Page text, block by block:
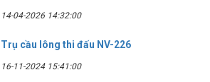
14-04-2026 14:32:00
Trụ cầu lông thi đấu NV-226
16-11-2024 15:41:00